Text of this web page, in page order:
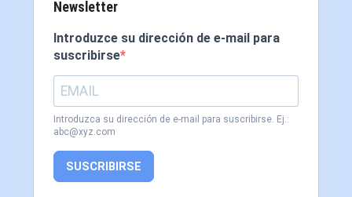
Newsletter
Introduzce su dirección de e-mail para
suscribirse
Introduzca su dirección de e-mail para suscribirse. Ej.:
abc@xyz.com
SUSCRIBIRSE